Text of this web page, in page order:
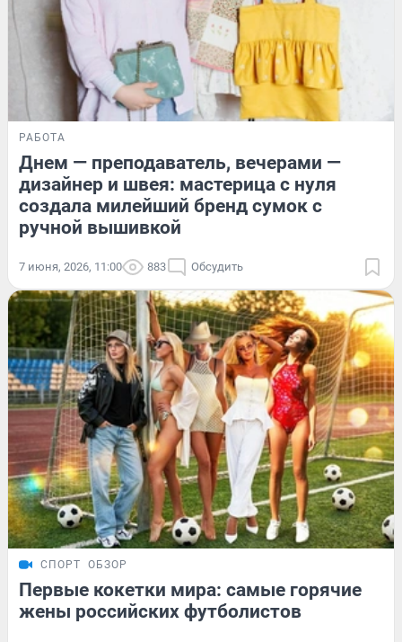
РАБОТА
Днем — преподаватель, вечерами —
дизайнер и швея: мастерица с нуля
создала милейший бренд сумок с
ручной вышивкой
7 июня, 2026, 11:00 883 Обсудить
СПОРТ ОБЗОР
Первые кокетки мира: самые горячие
жены российских футболистов